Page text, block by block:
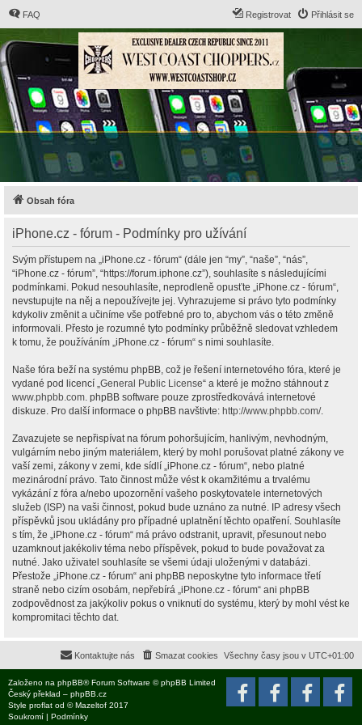
FAQ Přihlásit se
Registrovat
Obsah fóra
iPhone.cz - fórum - Podmínky pro užívání
Svým přístupem na „iPhone.cz - fórum“ (dále jen “my”, “naše”, “nás”,
“iPhone.cz - fórum”, “https://forum.iphone.cz”), souhlasíte s následujícími
podmínkami. Pokud nesouhlasíte, neprodleně opusťte „iPhone.cz - fórum“,
nevstupujte na něj a nepoužívejte jej. Vyhrazujeme si právo tyto podmínky
kdykoliv změnit a učiníme vše potřebné pro to, abychom vás o této změně
informovali. Přesto je rozumné tyto podmínky průběžně sledovat vzhledem
k tomu, že používáním „iPhone.cz - fórum“ s nimi souhlasíte.
Naše fóra beží na systému phpBB, což je řešení internetového fóra, které je
vydané pod licencí „General Public License“ a které je možno stáhnout z
www.phpbb.com. phpBB software pouze zprostředkovává internetové
diskuze. Pro další informace o phpBB navštivte: http://www.phpbb.com/.
Zavazujete se nepřispívat na fórum pohoršujícím, hanlivým, nevhodným,
vulgárním nebo jiným materiálem, který by mohl porušovat platné zákony ve
vaší zemi, zákony v zemi, kde sídlí „iPhone.cz - fórum“, nebo platné
mezinárodní právo. Tato činnost může vést k okamžitému a trvalému
vykázání z fóra a/nebo upozornění vašeho poskytovatele internetových
služeb (ISP) na vaši činnost, pokud bude uznáno za nutné. IP adresy všech
příspěvků jsou ukládány pro případné uplatnění těchto opatření. Souhlasíte
s tím, že „iPhone.cz - fórum“ má právo odstranit, upravit, přesunout nebo
uzamknout jakékoliv téma nebo příspěvek, pokud to bude považovat za
nutné. Jako uživatel souhlasíte se všemi údaji uloženými v databázi.
Přestože „iPhone.cz - fórum“ ani phpBB neposkytne tyto informace třetí
straně nebo cizím osobám, nepřebírá „iPhone.cz - fórum“ ani phpBB
zodpovědnost za jakýkoliv pokus o vniknutí do systému, který by mohl vést ke
kompromitaci těchto dat.
Všechny časy jsou v UTC+01:00
Smazat cookies
Kontaktujte nás
Založeno na phpBB® Forum Software © phpBB Limited
Český překlad – phpBB.cz
Style proflat od ©Mazeltof 2017
Soukromí | Podmínky